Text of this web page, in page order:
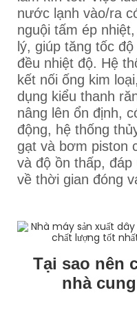
nước lạnh vào/ra
nguội tấm ép
lý, giúp tăng tốc
đều nhiệt độ. Hệ
kết nối ống kim
dụng kiểu thanh
nâng lên ổn định,
động, hệ thống
gạt và bơm piston
và độ ồn thấp,
về thời gian đóng
Tại sao nên
nhà